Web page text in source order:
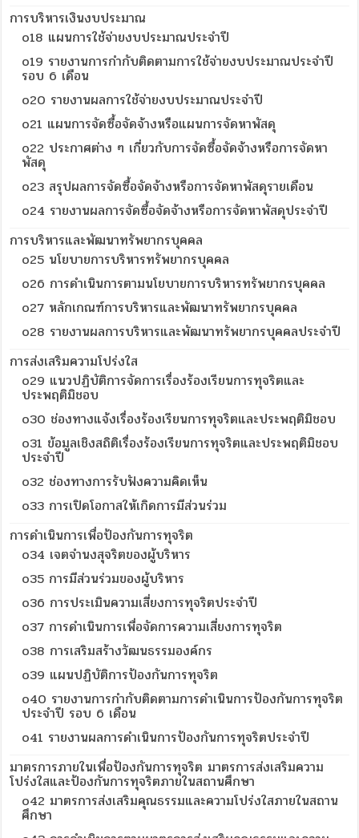
การบริหารเงินงบประมาณ
o18 แผนการใช้จ่ายงบประมาณประจำปี
o19 รายงานการกำกับติดตามการใช้จ่ายงบประมาณประจำปี
รอบ 6 เดือน
o20 รายงานผลการใช้จ่ายงบประมาณประจำปี
o21 แผนการจัดซื้อจัดจ้างหรือแผนการจัดหาพัสดุ
o22 ประกาศต่าง ๆ เกี่ยวกับการจัดซื้อจัดจ้างหรือการจัดหา
พัสดุ
o23 สรุปผลการจัดซื้อจัดจ้างหรือการจัดหาพัสดุรายเดือน
o24 รายงานผลการจัดซื้อจัดจ้างหรือการจัดหาพัสดุประจำปี
การบริหารและพัฒนาทรัพยากรบุคคล
o25 นโยบายการบริหารทรัพยากรบุคคล
o26 การดำเนินการตามนโยบายการบริหารทรัพยากรบุคคล
o27 หลักเกณฑ์การบริหารและพัฒนาทรัพยากรบุคคล
o28 รายงานผลการบริหารและพัฒนาทรัพยากรบุคคลประจำปี
การส่งเสริมความโปร่งใส
o29 แนวปฏิบัติการจัดการเรื่องร้องเรียนการทุจริตและ
ประพฤติมิชอบ
o30 ช่องทางแจ้งเรื่องร้องเรียนการทุจริตและประพฤติมิชอบ
o31 ข้อมูลเชิงสถิติเรื่องร้องเรียนการทุจริตและประพฤติมิชอบ
ประจำปี
o32 ช่องทางการรับฟังความคิดเห็น
o33 การเปิดโอกาสให้เกิดการมีส่วนร่วม
การดำเนินการเพื่อป้องกันการทุจริต
o34 เจตจำนงสุจริตของผู้บริหาร
o35 การมีส่วนร่วมของผู้บริหาร
o36 การประเมินความเสี่ยงการทุจริตประจำปี
o37 การดำเนินการเพื่อจัดการความเสี่ยงการทุจริต
o38 การเสริมสร้างวัฒนธรรมองค์กร
o39 แผนปฏิบัติการป้องกันการทุจริต
o40 รายงานการกำกับติดตามการดำเนินการป้องกันการทุจริต
ประจำปี รอบ 6 เดือน
o41 รายงานผลการดำเนินการป้องกันการทุจริตประจำปี
มาตรการภายในเพื่อป้องกันการทุจริต มาตรการส่งเสริมความ
โปร่งใสและป้องกันการทุจริตภายในสถานศึกษา
o42 มาตรการส่งเสริมคุณธรรมและความโปร่งใสภายในสถาน
ศึกษา